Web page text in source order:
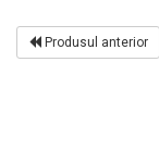
Produsul anterior